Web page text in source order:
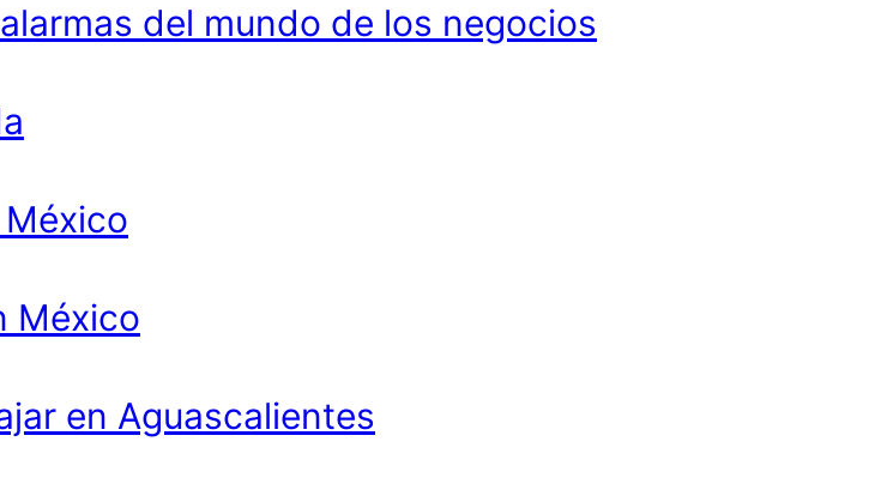
del mundo de los negocios
México
en Aguascalientes